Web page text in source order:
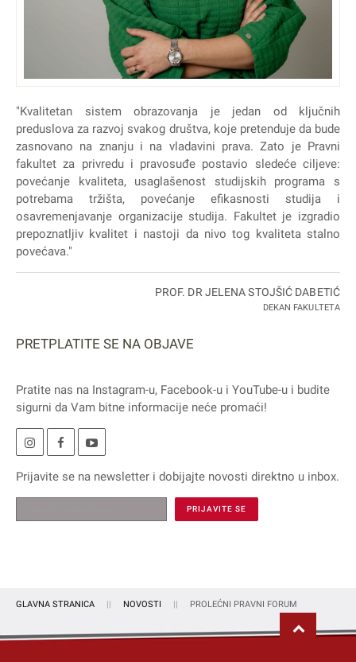
"Kvalitetan sistem obrazovanja je jedan od ključnih
preduslova za razvoj svakog društva, koje pretenduje da bude
zasnovano na znanju i na vladavini prava. Zato je Pravni
fakultet za privredu i pravosuđe postavio sledeće ciljeve:
povećanje kvaliteta, usaglašenost studijskih programa s
potrebama tržišta, povećanje efikasnosti studija i
osavremenjavanje organizacije studija. Fakultet je izgradio
prepoznatljiv kvalitet i nastoji da nivo tog kvaliteta stalno
povećava."
PROF. DR JELENA STOJŠIĆ DABETIĆ
DEKAN FAKULTETA
PRETPLATITE SE NA OBJAVE
Pratite nas na Instagram-u, Facebook-u i YouTube-u i budite
sigurni da Vam bitne informacije neće promaći!
Prijavite se na newsletter i dobijajte novosti direktno u inbox.
GLAVNA STRANICA NOVOSTI PROLEĆNI PRAVNI FORUM